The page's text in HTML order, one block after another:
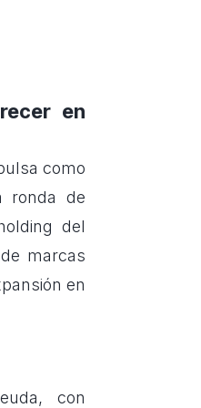
en
como
ronda de
del
marcas
en
con